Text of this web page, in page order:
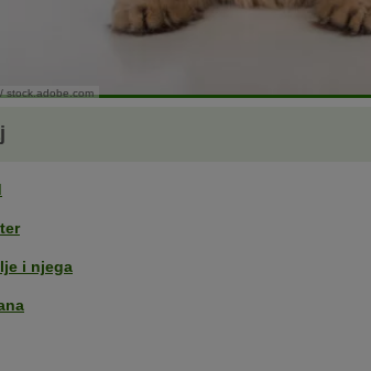
stock.adobe.com
i njega